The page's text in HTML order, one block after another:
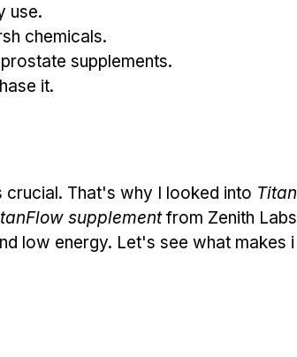
use.
chemicals.
supplements.
it.
crucial. That's why I looked into Titan
supplement from Zenith Labs
low energy. Let's see what makes i